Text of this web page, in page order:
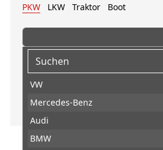
PKW LKW Traktor Boot
VW
Mercedes-Benz
Audi
BMW